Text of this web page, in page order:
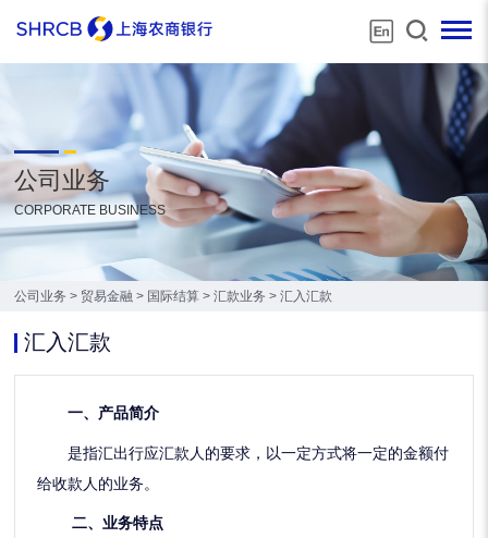
公司业务
CORPORATE BUSINESS
公司业务 > 贸易金融 > 国际结算 >汇款业务 >汇入汇款
汇入汇款
一、产品简介
是指汇出行应汇款人的要求，以一定方式将一定的金额付
给收款人的业务。
二、业务特点